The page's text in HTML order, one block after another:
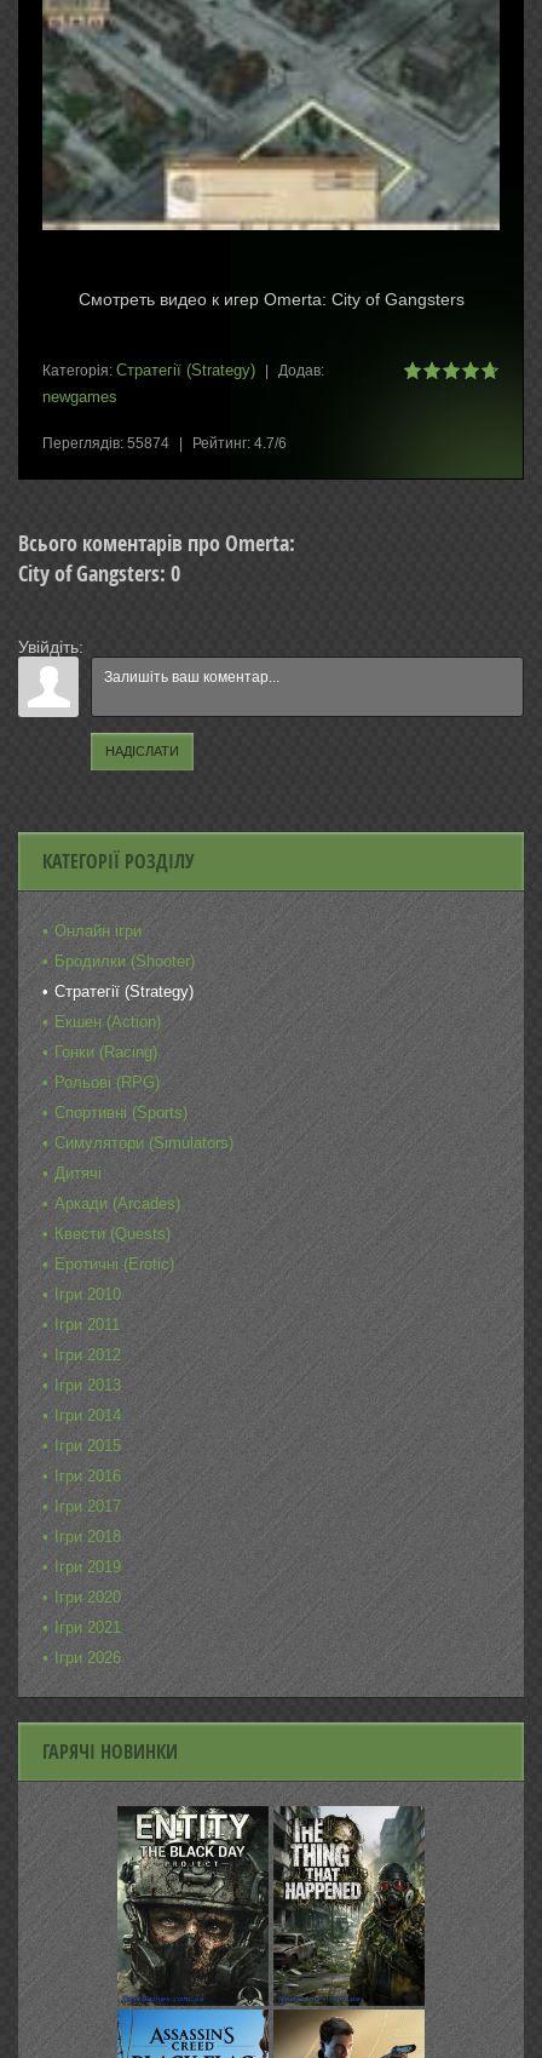
Смотреть видео к игер Omerta: City of Gangsters
Категорія: Стратегії (Strategy) Додав:
newgames
Переглядів: 55874 Рейтинг: 4.7/6
Всього коментарів про Omerta:
City of Gangsters: 0
Увійдіть:
НАДІСЛАТИ
КАТЕГОРІЇ РОЗДІЛУ
Онлайн ігри
Бродилки (Shooter)
Стратегії (Strategy)
Екшен (Action)
Гонки (Racing)
Рольові (RPG)
Спортивні (Sports)
Симулятори (Simulators)
Дитячі
Аркади (Arcades)
Квести (Quests)
Еротичні (Erotic)
Ігри 2010
Ігри 2011
Ігри 2012
Ігри 2013
Ігри 2014
Ігри 2015
Ігри 2016
Ігри 2017
Ігри 2018
Ігри 2019
Ігри 2020
Ігри 2021
Ігри 2026
ГАРЯЧІ НОВИНКИ